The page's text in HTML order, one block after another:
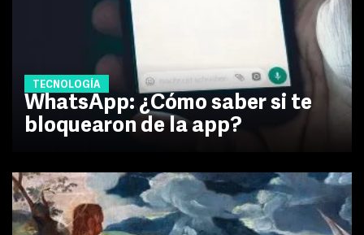
TECNOLOGÍA
WhatsApp: ¿Cómo saber si te
bloquearon de la app?